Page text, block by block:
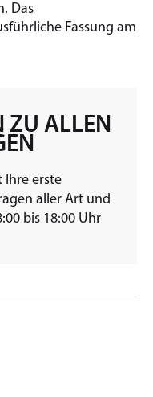
Das
Fassung am
ZU ALLEN
Ihre erste
aller Art und
bis 18:00 Uhr